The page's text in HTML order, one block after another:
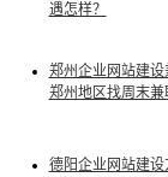
遇怎样？
郑州企业网站建设
郑州地区找周末兼
德阳企业网站建设